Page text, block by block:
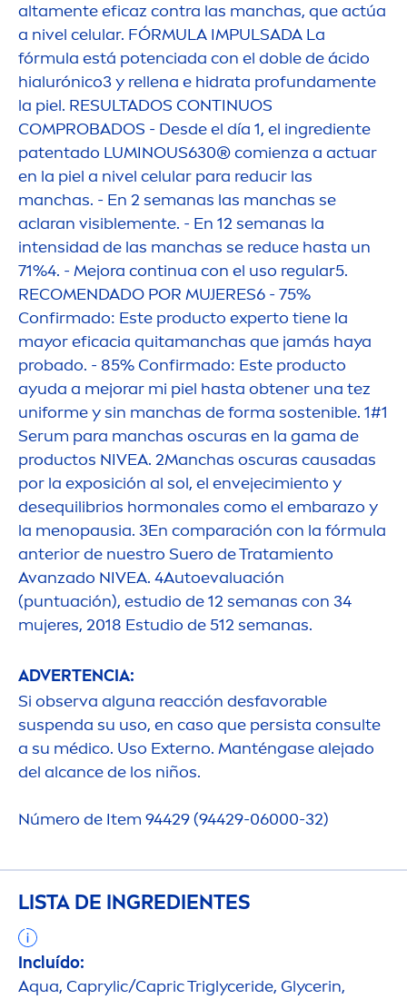
altamente eficaz contra las manchas, que actúa
a nivel celular. FÓRMULA IMPULSADA La
fórmula está potenciada con el doble de ácido
hialurónico3 y rellena e hidrata profundamente
la piel. RESULTADOS CONTINUOS
COMPROBADOS - Desde el día 1, el ingrediente
patentado LUMINOUS630® comienza a actuar
en la piel a nivel celular para reducir las
manchas. - En 2 semanas las manchas se
aclaran visiblemente. - En 12 semanas la
intensidad de las manchas se reduce hasta un
71%4. - Mejora continua con el uso regular5.
RECOMENDADO POR MUJERES6 - 75%
Confirmado: Este producto experto tiene la
mayor eficacia quitamanchas que jamás haya
probado. - 85% Confirmado: Este producto
ayuda a mejorar mi piel hasta obtener una tez
uniforme y sin manchas de forma sostenible. 1#1
Serum para manchas oscuras en la gama de
productos NIVEA. 2Manchas oscuras causadas
por la exposición al sol, el envejecimiento y
desequilibrios hormonales como el embarazo y
la menopausia. 3En comparación con la fórmula
anterior de nuestro Suero de Tratamiento
Avanzado NIVEA. 4Autoevaluación
(puntuación), estudio de 12 semanas con 34
mujeres, 2018 Estudio de 512 semanas.
ADVERTENCIA:
Si observa alguna reacción desfavorable
suspenda su uso, en caso que persista consulte
a su médico. Uso Externo. Manténgase alejado
del alcance de los niños.
Número de Item 94429 (94429-06000-32)
LISTA DE INGREDIENTES
Incluído:
Aqua, Caprylic/Capric Triglyceride, Glycerin,